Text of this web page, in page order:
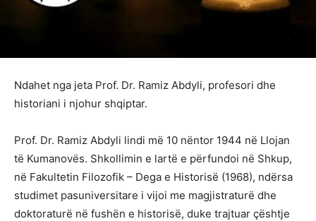
Ndahet nga jeta Prof. Dr. Ramiz Abdyli, profesori dhe
historiani i njohur shqiptar.
Prof. Dr. Ramiz Abdyli lindi më 10 nëntor 1944 në Llojan
të Kumanovës. Shkollimin e lartë e përfundoi në Shkup,
në Fakultetin Filozofik – Dega e Historisë (1968), ndërsa
studimet pasuniversitare i vijoi me magjistraturë dhe
doktoraturë në fushën e historisë, duke trajtuar çështje